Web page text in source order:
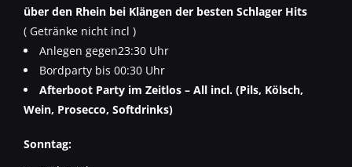
über den Rhein bei Klängen der besten Schlager Hits
( Getränke nicht incl )
Anlegen gegen23:30 Uhr
Bordparty bis 00:30 Uhr
Afterboot Party im Zeitlos – All incl. (Pils, Kölsch,
Wein, Prosecco, Softdrinks)
Sonntag: